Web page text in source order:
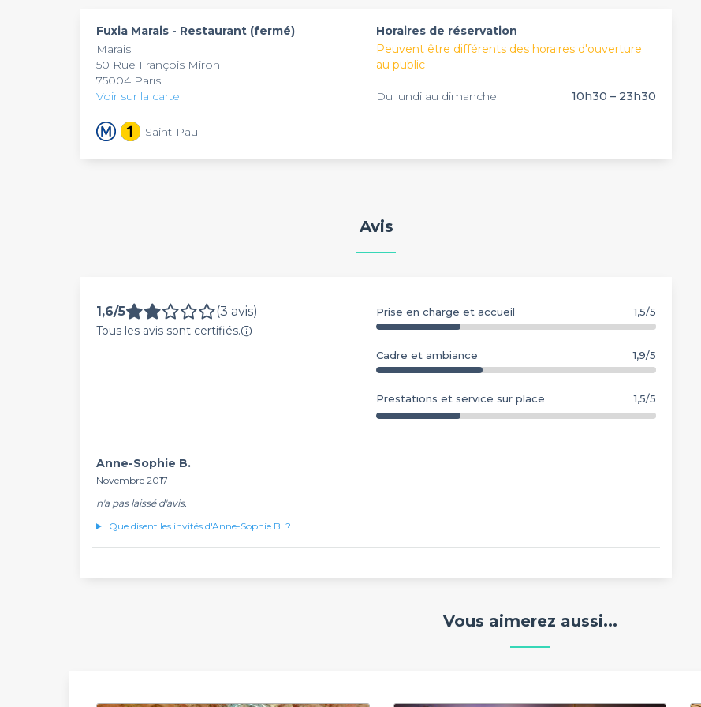
Fuxia Marais - Restaurant (fermé)
Marais
50 Rue François Miron
75004 Paris
Voir sur la carte
Saint-Paul
Horaires de réservation
Peuvent être différents des horaires d'ouverture
au public
Du lundi au dimanche 10h30 – 23h30
Avis
1,6/5 (3 avis)
Tous les avis sont certifiés.
Prise en charge et accueil 1,5/5
Cadre et ambiance 1,9/5
Prestations et service sur place 1,5/5
Anne-Sophie B.
Novembre 2017
n'a pas laissé d'avis.
Que disent les invités d'Anne-Sophie B. ?
Vous aimerez aussi...